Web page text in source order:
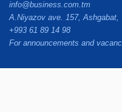
info@business.com.tm
A.Niyazov ave. 157, Ashgabat,
+993 61 89 14 98
For announcements and